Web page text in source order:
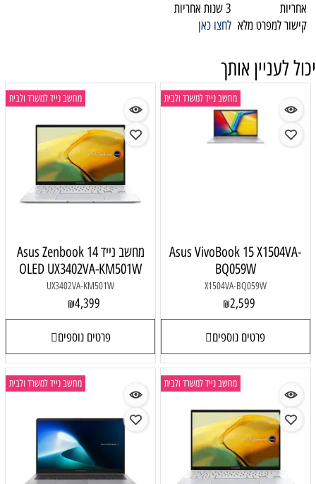
אחריות
3 שנות אחריות
קישור למפרט מלא לחצו כאן
יכול לעניין אותך
מחשב נייד למשרד ולבית
Asus VivoBook 15 X1504VA-
BQ059W
X1504VA-BQ059W
₪2,599
פרטים נוספים
מחשב נייד למשרד ולבית
מחשב נייד Asus Zenbook 14
OLED UX3402VA-KM501W
UX3402VA-KM501W
₪4,399
פרטים נוספים
מחשב נייד למשרד ולבית מחשב נייד למשרד ולבית